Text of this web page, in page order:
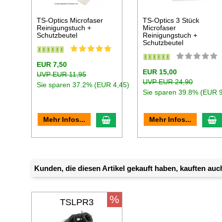
TS-Optics Microfaser
Reinigungstuch +
Schutzbeutel
EUR 7,50
UVP EUR 11,95
Sie sparen 37.2% (EUR 4,45)
Mehr Infos... In den Warenkorb
TS-Optics 3 Stück
Microfaser
Reinigungstuch +
Schutzbeutel
EUR 15,00
UVP EUR 24,90
Sie sparen 39.8% (EUR
Mehr Infos...
Kunden, die diesen Artikel gekauft haben, kauften
TSLPR3 %